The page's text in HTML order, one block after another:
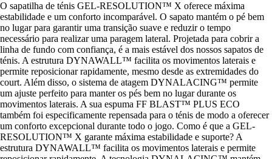
O sapatilha de ténis GEL-RESOLUTION™ X oferece máxima
estabilidade e um conforto incomparável. O sapato mantém o pé bem
no lugar para garantir uma transição suave e reduzir o tempo
necessário para realizar uma paragem lateral. Projetada para cobrir a
linha de fundo com confiança, é a mais estável dos nossos sapatos de
ténis. A estrutura DYNAWALL™ facilita os movimentos laterais e
permite reposicionar rapidamente, mesmo desde as extremidades do
court. Além disso, o sistema de atagem DYNALACING™ permite
um ajuste perfeito para manter os pés bem no lugar durante os
movimentos laterais. A sua espuma FF BLAST™ PLUS ECO
também foi especificamente repensada para o ténis de modo a oferecer
um conforto excepcional durante todo o jogo. Como é que a GEL-
RESOLUTION™ X garante máxima estabilidade e suporte? A
estrutura DYNAWALL™ facilita os movimentos laterais e permite